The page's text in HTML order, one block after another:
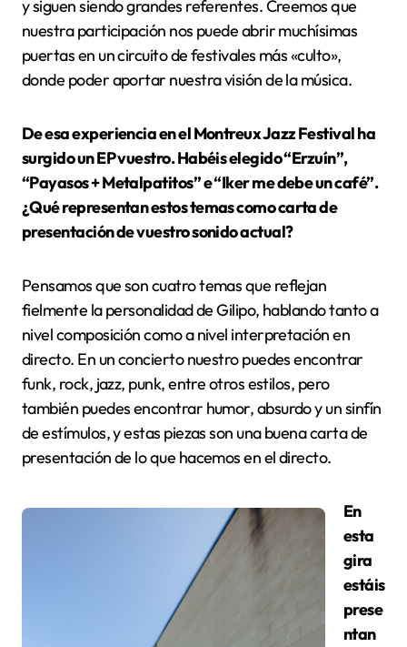
y siguen siendo grandes referentes. Creemos que
nuestra participación nos puede abrir muchísimas
puertas en un circuito de festivales más «culto»,
donde poder aportar nuestra visión de la música.
De esa experiencia en el Montreux Jazz Festival ha
surgido un EP vuestro. Habéis elegido “Erzuín”,
“Payasos + Metalpatitos” e “Iker me debe un café”.
¿Qué representan estos temas como carta de
presentación de vuestro sonido actual?
Pensamos que son cuatro temas que reflejan
fielmente la personalidad de Gilipo, hablando tanto a
nivel composición como a nivel interpretación en
directo. En un concierto nuestro puedes encontrar
funk, rock, jazz, punk, entre otros estilos, pero
también puedes encontrar humor, absurdo y un sinfín
de estímulos, y estas piezas son una buena carta de
presentación de lo que hacemos en el directo.
En
esta
gira
estáis
prese
ntan